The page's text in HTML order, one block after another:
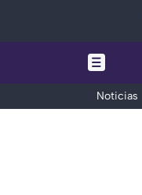
Noticias